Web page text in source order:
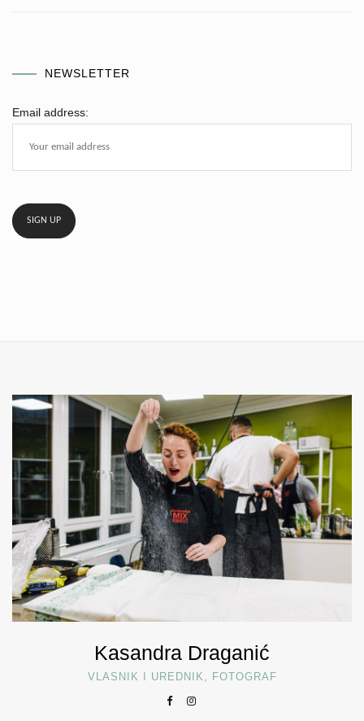
NEWSLETTER
Email address:
Kasandra Draganić
VLASNIK I UREDNIK, FOTOGRAF